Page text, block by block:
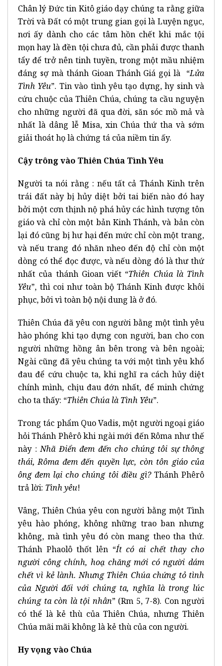
Chân lý Đức tin Kitô giáo dạy chúng ta rằng giữa
Trời và Đất có một trung gian gọi là Luyện ngục,
nơi ấy dành cho các tâm hồn chết khi mắc tội
mọn hay là đền tội chưa đủ, cần phải được thanh
tẩy để trở nên tinh tuyền, trong một mầu nhiệm
đáng sợ mà thánh Gioan Thánh Giá gọi là “Lửa
Tình Yêu”. Tin vào tình yêu tạo dựng, hy sinh và
cứu chuộc của Thiên Chúa, chúng ta cầu nguyện
cho những người đã qua đời, săn sóc mồ mả và
nhất là dâng lễ Misa, xin Chúa thứ tha và sớm
giải thoát họ là chứng tá của niềm tin ấy.
Cậy trông vào Thiên Chúa Tình Yêu
Người ta nói rằng : nếu tất cả Thánh Kinh trên
trái đất này bị hủy diệt bởi tai biến nào đó hay
bởi một cơn thịnh nộ phá hủy các hình tượng tôn
giáo và chỉ còn một bản Kinh Thánh, và bản còn
lại đó cũng bị hư hại đến mức chỉ còn một trang,
và nếu trang đó nhăn nheo đến độ chỉ còn một
dòng có thể đọc được, và nếu dòng đó là thư thứ
nhất của thánh Gioan viết “Thiên Chúa là Tình
Yêu”, thì coi như toàn bộ Thánh Kinh được khôi
phục, bởi vì toàn bộ nội dung là ở đó.
Thiên Chúa đã yêu con người bằng một tình yêu
hào phóng khi tạo dựng con người, ban cho con
người những hồng ân bên trong và bên ngoài;
Ngài cũng đã yêu chúng ta với một tình yêu khổ
đau để cứu chuộc ta, khi nghĩ ra cách hủy diệt
chính mình, chịu đau đớn nhất, để minh chứng
cho ta thấy: “Thiên Chúa là Tình Yêu”.
Trong tác phẩm Quo Vadis, một người ngoại giáo
hỏi Thánh Phêrô khi ngài mới đến Rôma như thế
này :Nhã Điển đem đến cho chúng tôi sự thông
thái, Rôma đem đến quyền lực, còn tôn giáo của
ông đem lại cho chúng tôi điều gì?Thánh Phêrô
trả lời: Tình yêu!
Vâng, Thiên Chúa yêu con người bằng một Tình
yêu hào phóng, không những trao ban nhưng
không, mà tình yêu đó còn mang theo tha thứ.
Thánh Phaolô thốt lên “Ít có ai chết thay cho
người công chính, hoạ chăng mới có người dám
chết vì kẻ lành. Nhưng Thiên Chúa chứng tỏ tình
của Người đối với chúng ta, nghĩa là trong lúc
chúng ta còn là tội nhân” (Rm 5, 7-8). Con người
có thể là kẻ thù của Thiên Chúa, nhưng Thiên
Chúa mãi mãi không là kẻ thù của con người.
Hy vọng vào Chúa